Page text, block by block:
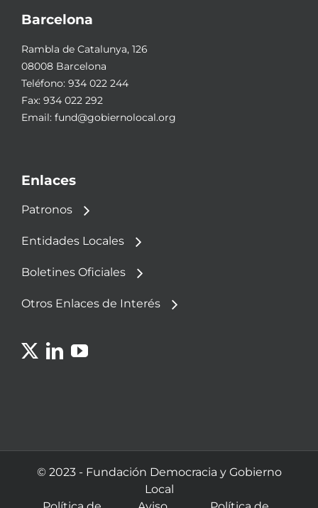
Barcelona
Rambla de Catalunya, 126
08008 Barcelona
Teléfono: 934 022 244
Fax: 934 022 292
Email: fund@gobiernolocal.org
Enlaces
Patronos
Entidades Locales
Boletines Oficiales
Otros Enlaces de Interés
© 2023 - Fundación Democracia y Gobierno
Local